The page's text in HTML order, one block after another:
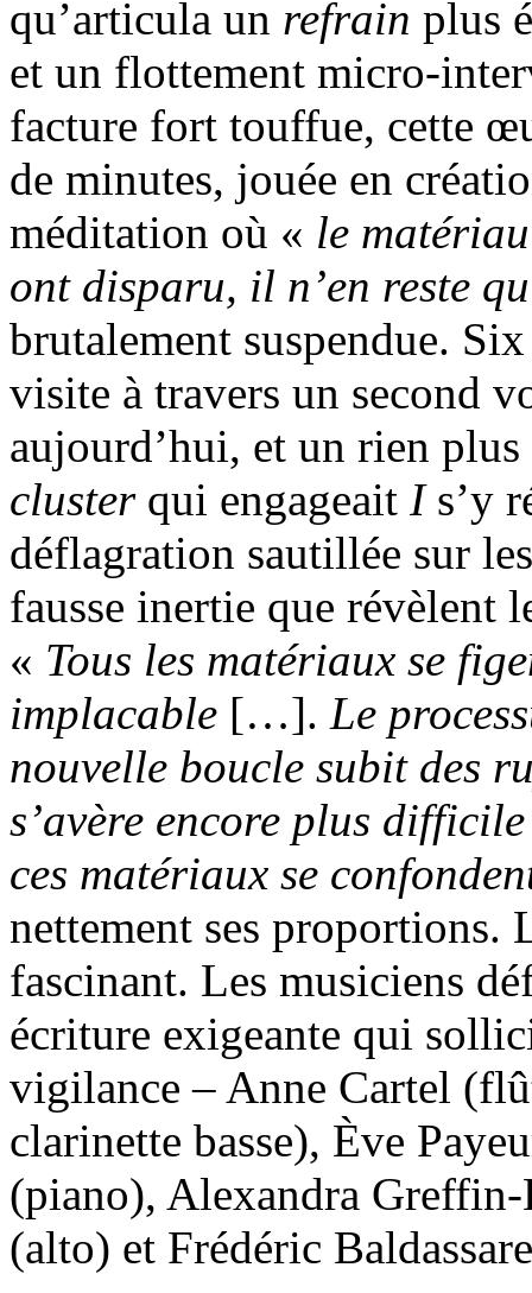
qu’articula un refrain plus
et un flottement micro-
facture fort touffue, cette
de minutes, jouée en
méditation où « le
ont disparu, il n’en reste
brutalement suspendue.
visite à travers un second
aujourd’hui, et un rien
cluster qui engageait I s’y
déflagration sautillée sur
fausse inertie que révèlent
« Tous les matériaux se
implacable […]. Le
nouvelle boucle subit des
s’avère encore plus
ces matériaux se
nettement ses proportions.
fascinant. Les musiciens
écriture exigeante qui
vigilance – Anne Cartel
clarinette basse), Ève
(piano), Alexandra
(alto) et Frédéric